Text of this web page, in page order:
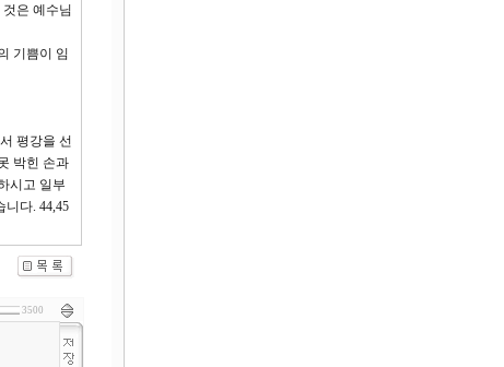
은 예수님
기쁨이 임
평강을 선
박힌 손과
시고 일부
다. 44,45
3500